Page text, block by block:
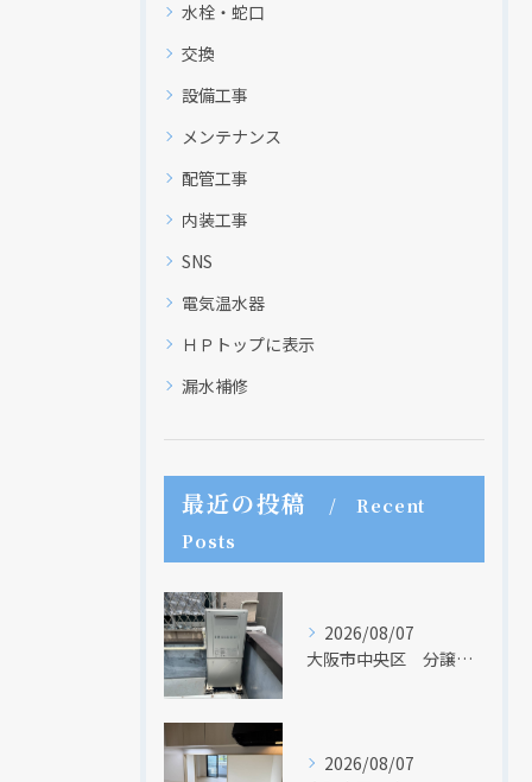
水栓・蛇口
交換
設備工事
メンテナンス
配管工事
内装工事
SNS
電気温水器
ＨＰトップに表示
漏水補修
最近の投稿
Recent
Posts
2026/08/07
大阪市中央区 分譲マンションの給湯器取替リフォーム工事 UV除菌機能搭載給湯器
2026/08/07
現在、新聞に入っている折込チラシです。
現在、新聞に入っている折込チラシです。